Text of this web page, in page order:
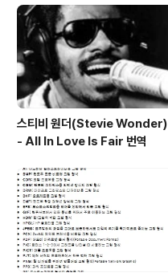
모르는 상황인데-_ㅠ
스티비 원더(Stevie Wonder)
- All In Love Is Fair 번역